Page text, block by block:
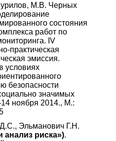
М.В. Черных
состояния
работ по
IV
практическая
эмиссия.
условиях
безопасности
значимых
ноября 2014., М.:
Эльманович Г.Н.
анализ риска»).